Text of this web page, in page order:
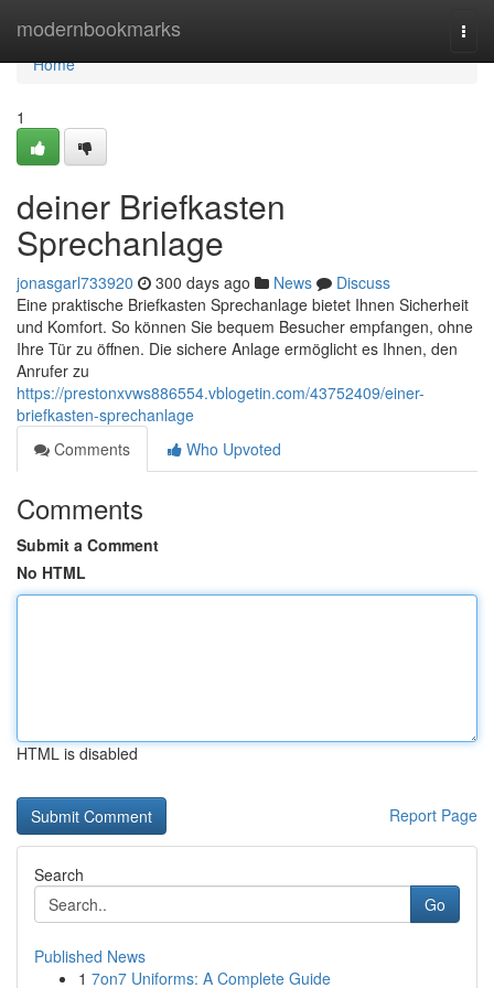
modernbookmarks
Home
Home
1
deiner Briefkasten
Sprechanlage
jonasgarl733920 300 days ago News
Discuss
Eine praktische Briefkasten Sprechanlage bietet Ihnen Sicherheit
und Komfort. So können Sie bequem Besucher empfangen, ohne
Ihre Tür zu öffnen. Die sichere Anlage ermöglicht es Ihnen, den
Anrufer zu
https://prestonxvws886554.vblogetin.com/43752409/einer-
briefkasten-sprechanlage
Comments
Who Upvoted
Comments
Submit a Comment
No HTML
HTML is disabled
Report Page
Search
Go
Published News
1 7on7 Uniforms: A Complete Guide